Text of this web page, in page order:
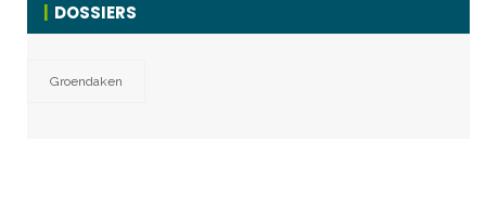
DOSSIERS
Groendaken